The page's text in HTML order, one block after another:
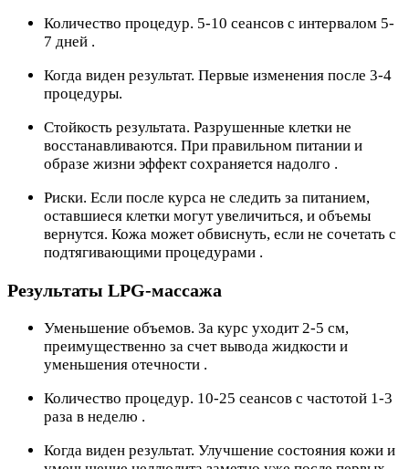
Количество процедур. 5-10 сеансов с интервалом 5-
7 дней .
Когда виден результат. Первые изменения после 3-4
процедуры.
Стойкость результата. Разрушенные клетки не
восстанавливаются. При правильном питании и
образе жизни эффект сохраняется надолго .
Риски. Если после курса не следить за питанием,
оставшиеся клетки могут увеличиться, и объемы
вернутся. Кожа может обвиснуть, если не сочетать с
подтягивающими процедурами .
Результаты LPG-массажа
Уменьшение объемов. За курс уходит 2-5 см,
преимущественно за счет вывода жидкости и
уменьшения отечности .
Количество процедур. 10-25 сеансов с частотой 1-3
раза в неделю .
Когда виден результат. Улучшение состояния кожи и